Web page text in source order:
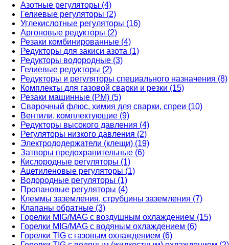
Азотные регуляторы (4)
Гелиевые регуляторы (2)
Углекислотные регуляторы (16)
Аргоновые редукторы (2)
Резаки комбинированные (4)
Редукторы для закиси азота (1)
Редукторы водородные (3)
Гелиевые редукторы (2)
Редукторы и регуляторы специального назначения (8)
Комплекты для газовой сварки и резки (15)
Резаки машинные (РМ) (5)
Сварочный флюс, химия для сварки, спреи (10)
Вентили, комплектующие (9)
Редукторы высокого давления (4)
Регуляторы низкого давления (2)
Электрододержатели (клещи) (19)
Затворы предохранительные (6)
Кислородные регуляторы (1)
Ацетиленовые регуляторы (1)
Водородные регуляторы (1)
Пропановые регуляторы (4)
Клеммы заземления, струбцины заземления (7)
Клапаны обратные (3)
Горелки MIG/MAG с воздушным охлаждением (15)
Горелки MIG/MAG с водяным охлаждением (6)
Горелки TIG с газовым охлаждением (6)